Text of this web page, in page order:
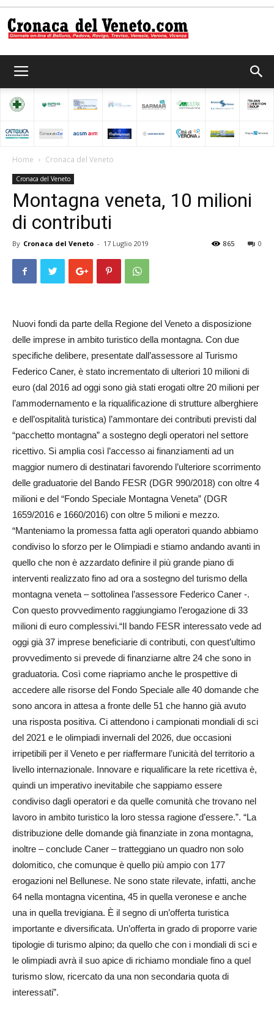
del
Home Cronaca del Veneto
Cronaca del Veneto
Montagna veneta, 10 milioni
di contributi
By Cronaca del Veneto - 17 Luglio 2019 0
865
Nuovi fondi da parte della Regione del Veneto a disposizione
delle imprese in ambito turistico della montagna. Con due
specifiche delibere, presentate dall’assessore al Turismo
Federico Caner, è stato incrementato di ulteriori 10 milioni di
euro (dal 2016 ad oggi sono già stati erogati oltre 20 milioni per
l’ammodernamento e la riqualificazione di strutture alberghiere
e dell’ospitalità turistica) l’ammontare dei contributi previsti dal
“pacchetto montagna” a sostegno degli operatori nel settore
ricettivo. Si amplia così l’accesso ai finanziamenti ad un
maggior numero di destinatari favorendo l’ulteriore scorrimento
delle graduatorie del Bando FESR (DGR 990/2018) con oltre 4
milioni e del “Fondo Speciale Montagna Veneta” (DGR
1659/2016 e 1660/2016) con oltre 5 milioni e mezzo.
“Manteniamo la promessa fatta agli operatori quando abbiamo
condiviso lo sforzo per le Olimpiadi e stiamo andando avanti in
quello che non è azzardato definire il più grande piano di
interventi realizzato fino ad ora a sostegno del turismo della
montagna veneta – sottolinea l’assessore Federico Caner -.
Con questo provvedimento raggiungiamo l’erogazione di 33
milioni di euro complessivi.“Il bando FESR interessato vede ad
oggi già 37 imprese beneficiarie di contributi, con quest’ultimo
provvedimento si prevede di finanziarne altre 24 che sono in
graduatoria. Così come riapriamo anche le prospettive di
accedere alle risorse del Fondo Speciale alle 40 domande che
sono ancora in attesa a fronte delle 51 che hanno già avuto
una risposta positiva. Ci attendono i campionati mondiali di sci
del 2021 e le olimpiadi invernali del 2026, due occasioni
irripetibili per il Veneto e per riaffermare l’unicità del territorio a
livello internazionale. Innovare e riqualificare la rete ricettiva è,
quindi un imperativo inevitabile che sappiamo essere
condiviso dagli operatori e da quelle comunità che trovano nel
lavoro in ambito turistico la loro stessa ragione d’essere.”. “La
distribuzione delle domande già finanziate in zona montagna,
inoltre – conclude Caner – tratteggiano un quadro non solo
dolomitico, che comunque è quello più ampio con 177
erogazioni nel Bellunese. Ne sono state rilevate, infatti, anche
64 nella montagna vicentina, 45 in quella veronese e anche
una in quella trevigiana. È il segno di un’offerta turistica
importante e diversificata. Un’offerta in grado di proporre varie
tipologie di turismo alpino; da quello che con i mondiali di sci e
le olimpiadi avrà il suo apice di richiamo mondiale fino a quel
turismo slow, ricercato da una non secondaria quota di
interessati”.